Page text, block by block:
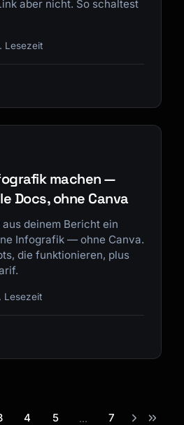
aber nicht. So schaltest
Lesezeit
machen —
Docs, ohne Canva
deinem Bericht ein
Infografik — ohne Canva.
die funktionieren, plus
Lesezeit
4 5 ... 7